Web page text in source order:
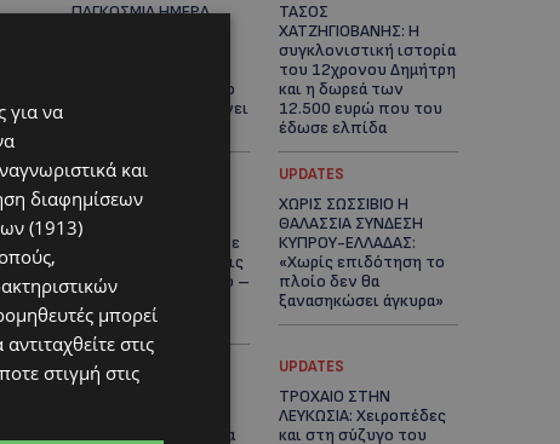
ΠΑΓΚΟΣΜΙΑ ΗΜΕΡΑ
χαδιάρικο τετράποδο
με τη ματιά που λιώνει
ΤΑΣΟΣ
ΧΑΤΖΗΓΙΟΒΑΝΗΣ: Η
συγκλονιστική ιστορία
του 12χρονου Δημήτρη
και η δωρεά των
12.500 ευρώ που του
έδωσε ελπίδα
STORIES
ΕΞΩΤΙΚΑ ΖΩΑ ΣΤΗΝ
ΚΥΠΡΟ: Πότε
επιτρέπεται και πότε
απαγορεύεται να έχεις
μαϊμού ως κατοικίδιο –
διατηρείς νόμιμα
UPDATES
ΧΩΡΙΣ ΣΩΣΣΙΒΙΟ Η
ΘΑΛΑΣΣΙΑ ΣΥΝΔΕΣΗ
ΚΥΠΡΟΥ-ΕΛΛΑΔΑΣ:
«Χωρίς επιδότηση το
πλοίο δεν θα
ξανασηκώσει άγκυρα»
STORIES
πρωτοβουλίες για να
UPDATES
ΤΡΟΧΑΙΟ ΣΤΗΝ
ΛΕΥΚΩΣΙΑ: Χειροπέδες
και στη σύζυγο του
για να
και
διαφημίσεων
(1913)
μπορεί
στις
στιγμή στις